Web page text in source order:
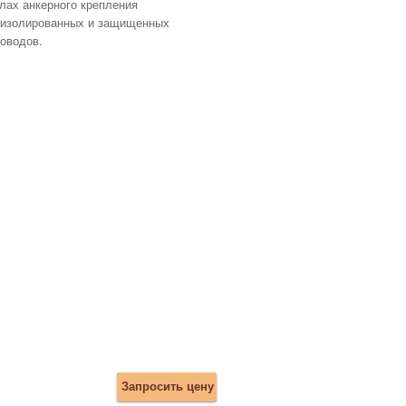
анкерного крепления
и защищенных
Запросить цену